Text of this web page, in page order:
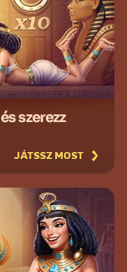
szerezz
JÁTSSZ MOST